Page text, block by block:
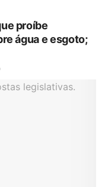
proíbe
água e esgoto;